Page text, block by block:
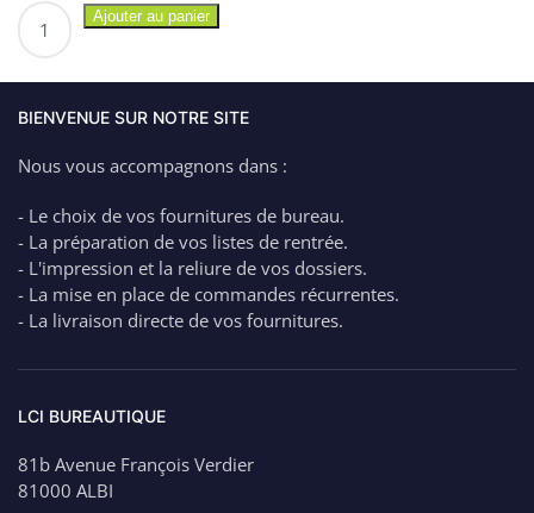
Gel
/
Hi-
Tecpoint
pointe
fine
0.5
NOIR
Ajouter au panier
BIENVENUE SUR NOTRE SITE
Nous vous accompagnons dans :
- Le choix de vos fournitures de bureau.
- La préparation de vos listes de rentrée.
- L'impression et la reliure de vos dossiers.
- La mise en place de commandes récurrentes.
- La livraison directe de vos fournitures.
LCI BUREAUTIQUE
81b Avenue François Verdier
81000 ALBI